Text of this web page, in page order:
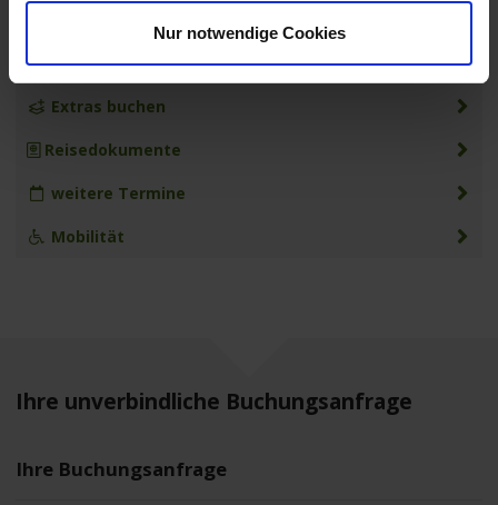
Nur notwendige Cookies
Leistungen
Extras buchen
Reisedokumente
weitere Termine
Mobilität
Ihre unverbindliche Buchungsanfrage
Ihre Buchungsanfrage